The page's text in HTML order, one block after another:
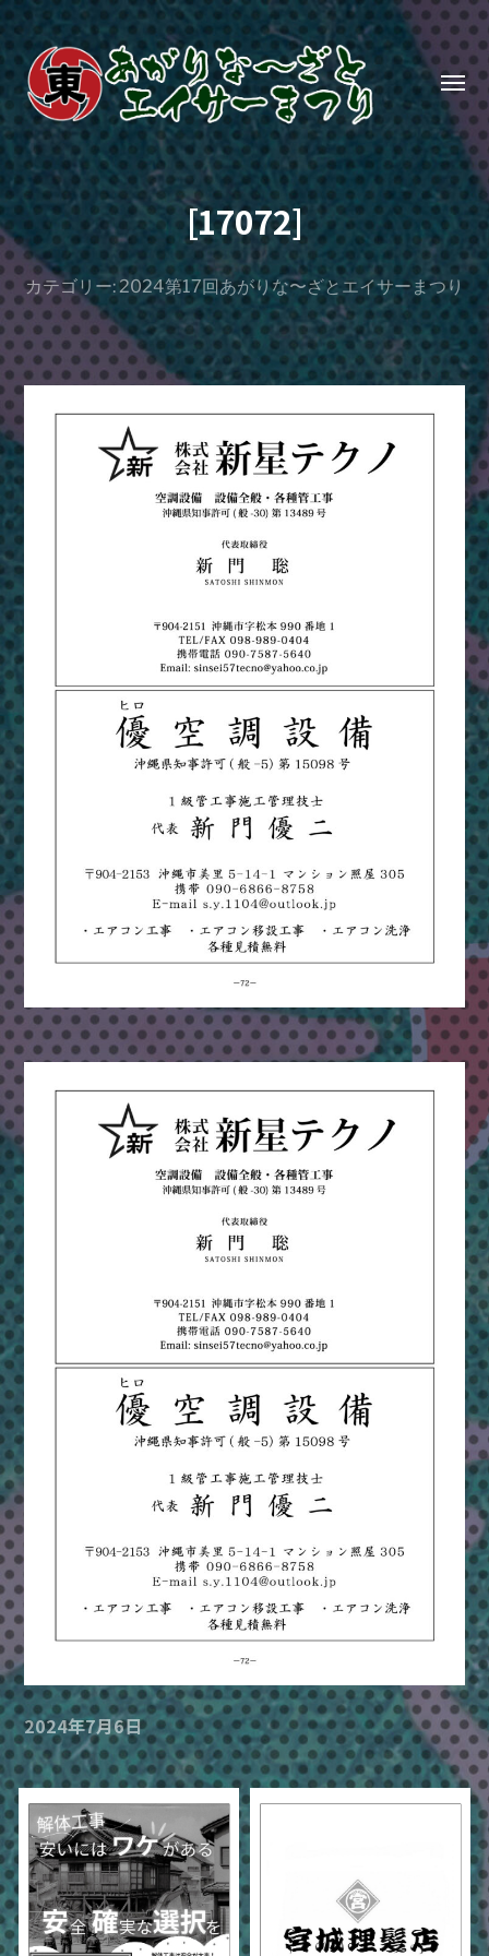
あ
が
り
な〜
ざ
と
エ
イ
り
＆
ハ
ピ
ェ
menu
[17072]
カテゴリー:2024第17回あがりな〜ざとエイサーまつり
2024年7月6日